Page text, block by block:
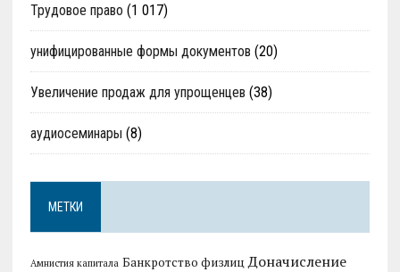
Трудовое право (1 017)
унифицированные формы документов (20)
Увеличение продаж для упрощенцев (38)
аудиосеминары (8)
МЕТКИ
Амнистия капитала Банкротство физлиц Доначисление